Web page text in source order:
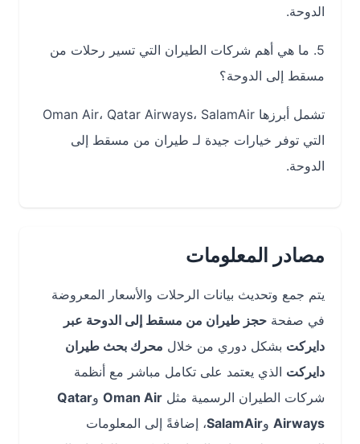
الدوحة.
5. ما هي أهم شركات الطيران التي تسير رحلات من
مسقط إلى الدوحة؟
تشمل أبرزها Oman Air، Qatar Airways، SalamAir
التي توفر خيارات جيدة لـ طيران من مسقط إلى
الدوحة.
مصادر المعلومات
يتم جمع وتحديث بيانات الرحلات والأسعار المعروضة
في صفحةحجز طيران من مسقط إلى الدوحة عبر
دايركتبشكل دوري من خلال محرك بحث طيران
دايركتالذي يعتمد على تكامل مباشر مع أنظمة
شركات الطيران الرسمية مثلOman AirوQatar
AirwaysوSalamAir، إضافةً إلى المعلومات